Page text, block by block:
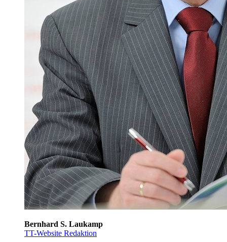
Bernhard S. Laukamp
TT-Website Redaktion